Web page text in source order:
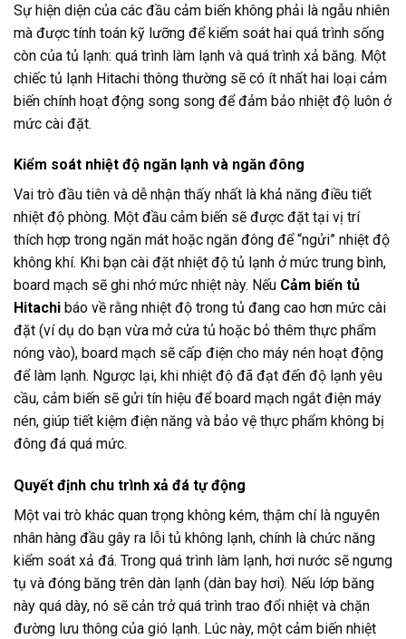
Sự hiện diện của các đầu cảm biến không phải là ngẫu nhiên
mà được tính toán kỹ lưỡng để kiểm soát hai quá trình sống
còn của tủ lạnh: quá trình làm lạnh và quá trình xả băng. Một
chiếc tủ lạnh Hitachi thông thường sẽ có ít nhất hai loại cảm
biến chính hoạt động song song để đảm bảo nhiệt độ luôn ở
mức cài đặt.
Kiểm soát nhiệt độ ngăn lạnh và ngăn đông
Vai trò đầu tiên và dễ nhận thấy nhất là khả năng điều tiết
nhiệt độ phòng. Một đầu cảm biến sẽ được đặt tại vị trí
thích hợp trong ngăn mát hoặc ngăn đông để “ngửi” nhiệt độ
không khí. Khi bạn cài đặt nhiệt độ tủ lạnh ở mức trung bình,
board mạch sẽ ghi nhớ mức nhiệt này. Nếu Cảm biến tủ
Hitachi báo về rằng nhiệt độ trong tủ đang cao hơn mức cài
đặt (ví dụ do bạn vừa mở cửa tủ hoặc bỏ thêm thực phẩm
nóng vào), board mạch sẽ cấp điện cho máy nén hoạt động
để làm lạnh. Ngược lại, khi nhiệt độ đã đạt đến độ lạnh yêu
cầu, cảm biến sẽ gửi tín hiệu để board mạch ngắt điện máy
nén, giúp tiết kiệm điện năng và bảo vệ thực phẩm không bị
đông đá quá mức.
Quyết định chu trình xả đá tự động
Một vai trò khác quan trọng không kém, thậm chí là nguyên
nhân hàng đầu gây ra lỗi tủ không lạnh, chính là chức năng
kiểm soát xả đá. Trong quá trình làm lạnh, hơi nước sẽ ngưng
tụ và đóng băng trên dàn lạnh (dàn bay hơi). Nếu lớp băng
này quá dày, nó sẽ cản trở quá trình trao đổi nhiệt và chặn
đường lưu thông của gió lạnh. Lúc này, một cảm biến nhiệt